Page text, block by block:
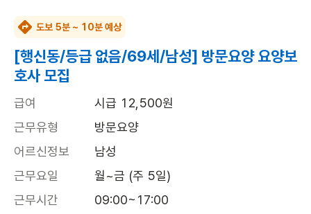
도보 5분 ~ 10분 예상
[행신동/등급 없음/69세/남성] 방문요양 요양보
호사 모집
급여
시급 12,500원
근무유형
방문요양
어르신정보
남성
근무요일
월~금 (주 5일)
근무시간
09:00~17:00